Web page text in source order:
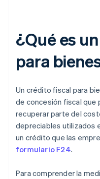
¿Qué es
para
Un crédito fiscal para
de concesión fiscal que
recuperar parte del
depreciables utilizados
un crédito que las
formulario F24.
Para comprender la